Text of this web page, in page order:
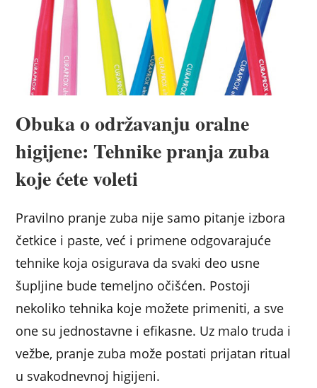
Obuka o održavanju oralne
higijene: Tehnike pranja zuba
koje ćete voleti
Pravilno pranje zuba nije samo pitanje izbora
četkice i paste, već i primene odgovarajuće
tehnike koja osigurava da svaki deo usne
šupljine bude temeljno očišćen. Postoji
nekoliko tehnika koje možete primeniti, a sve
one su jednostavne i efikasne. Uz malo truda i
vežbe, pranje zuba može postati prijatan ritual
u svakodnevnoj higijeni.